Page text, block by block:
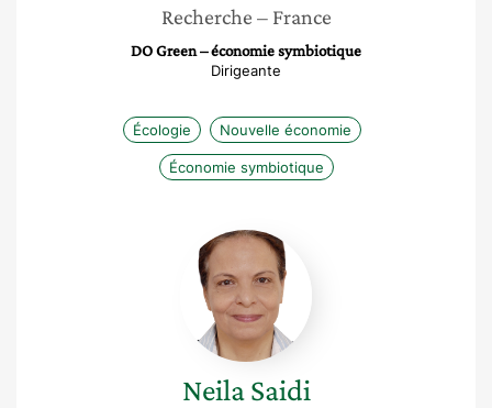
Recherche – France
DO Green – économie symbiotique
Dirigeante
Écologie Nouvelle économie
Économie symbiotique
Neila
Saidi
Neila Saidi